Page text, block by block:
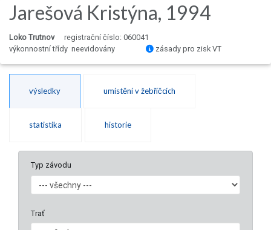
Jarešová Kristýna, 1994
Loko Trutnov
registrační číslo: 060041
výkonnostní třídy neevidovány
zásady pro zisk VT
výsledky umístění v žebříčcích
statistika historie
Typ závodu
Trať